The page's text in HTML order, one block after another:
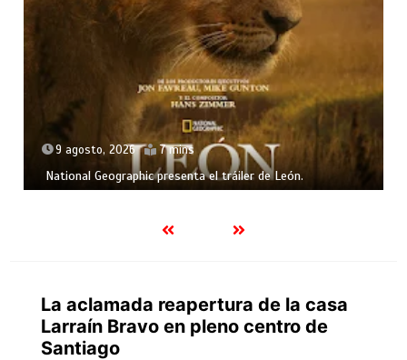
9 agosto, 2026 7 mins
National Geographic presenta el tráiler de León.
La aclamada reapertura de la casa
Larraín Bravo en pleno centro de
Santiago